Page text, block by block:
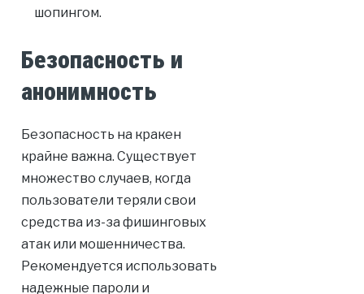
шопингом.
Безопасность и
анонимность
Безопасность на кракен
крайне важна. Существует
множество случаев, когда
пользователи теряли свои
средства из-за фишинговых
атак или мошенничества.
Рекомендуется использовать
надежные пароли и